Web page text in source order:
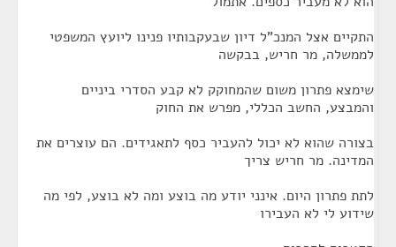
התקיים אצל המנכ"ל דיון שבעקבותיו פנינו ליועץ המשפטי
לממשלה, מר חריש, בבקשה
שימצא פתרון משום שהמחוקק לא קבע הסדרי ביניים
והמבצע, החשב הכללי, מפרש את החוק
בצורה שהוא לא יכול להעביר כסף לתאגידים. הם עוצרים את
המדינה. מר חריש צריך
לתת פתרון היום. אינני יודע מה בוצע ומה לא בוצע, לפי מה
שידוע לי לא העבירו